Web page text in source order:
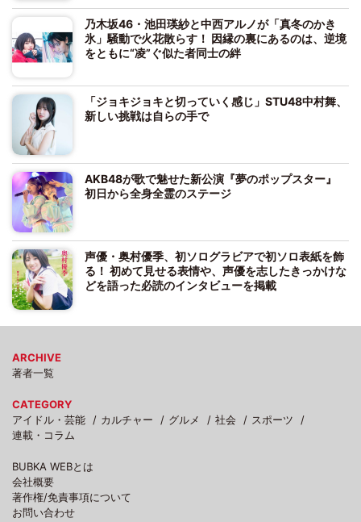
乃木坂46・池田瑛紗と中西アルノが「真冬のかき
氷」騒動で火花散らす！ 因縁の裏にあるのは、逆境
をともに“凌”ぐ似た者同士の絆
「ジョキジョキと切っていく感じ」STU48中村舞、
新しい挑戦は自らの手で
AKB48が歌で魅せた新公演『夢のポップスター』
初日から全身全霊のステージ
声優・奥村優季、初ソログラビアで初ソロ表紙を飾
る！ 初めて見せる表情や、声優を志したきっかけな
どを語った必読のインタビューを掲載
ARCHIVE
著者一覧
CATEGORY
アイドル・芸能
カルチャー グルメ 社会
スポーツ
連載・コラム
BUBKA WEBとは
会社概要
著作権/免責事項について
お問い合わせ